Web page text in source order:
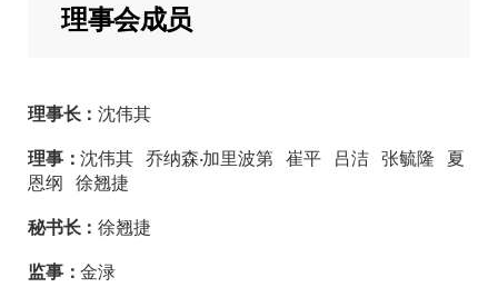
理事会成员
理事长：沈伟其
理事：沈伟其 乔纳森·加里波第 崔平 吕洁 张毓隆 夏
恩纲 徐翘捷
秘书长：徐翘捷
监事：金渌